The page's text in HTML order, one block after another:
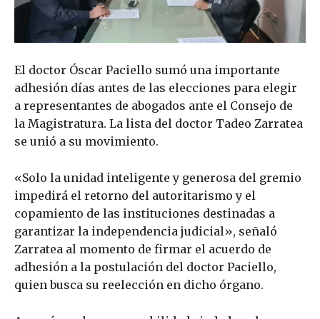
El doctor Óscar Paciello sumó una importante
adhesión días antes de las elecciones para elegir
a representantes de abogados ante el Consejo de
la Magistratura. La lista del doctor Tadeo Zarratea
se unió a su movimiento.
«Solo la unidad inteligente y generosa del gremio
impedirá el retorno del autoritarismo y el
copamiento de las instituciones destinadas a
garantizar la independencia judicial», señaló
Zarratea al momento de firmar el acuerdo de
adhesión a la postulación del doctor Paciello,
quien busca su reelección en dicho órgano.